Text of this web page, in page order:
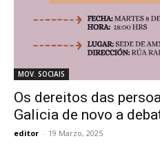
MOV. SOCIAIS
Os dereitos das
Galicia de novo a
editor - 19 Marzo, 2025